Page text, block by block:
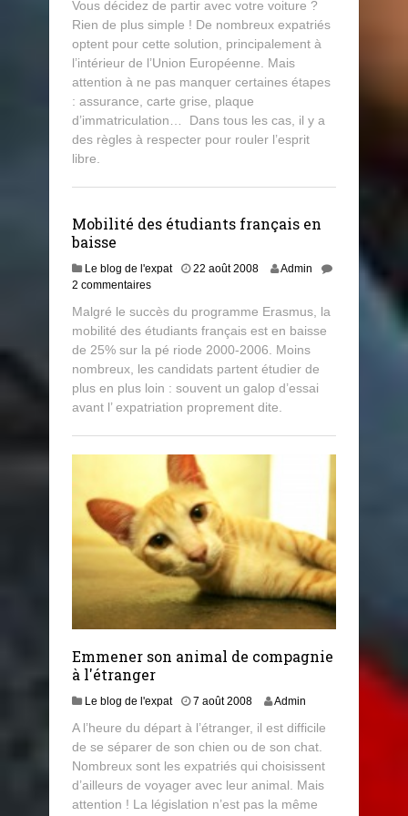
Vous décidez de partir avec votre voiture ?
Rien de plus simple ! De nombreux expatriés
optent pour cette solution, principalement à
l’intérieur de l’Union Européenne. Mais
attention à ne pas manquer certaines étapes
: assurance, carte grise, plaque
d’immatriculation… Dans tous les cas, il y a
des règles à respecter pour rouler l’esprit
libre.
Mobilité des étudiants français en
baisse
Le blog de l'expat 22 août 2008
Admin
2 commentaires
Malgré le succès du programme Erasmus, la
mobilité des étudiants français est en baisse
de 25% sur la pé riode 2000-2006. Moins
nombreux, les candidats partent étudier de
plus en plus loin : souvent un galop d’essai
avant l’ expatriation proprement dite.
Emmener son animal de compagnie
à l'étranger
Le blog de l'expat 7 août 2008 Admin
A l’heure du départ à l’étranger, il est difficile
de se séparer de son chien ou de son chat.
Nombreux sont les expatriés qui choisissent
d’ailleurs de voyager avec leur animal. Mais
attention ! La législation n’est pas la même